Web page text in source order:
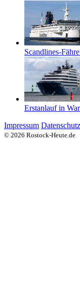
Scandlines-
Erstanlauf in
Impressum Datenschutz
© 2026 Rostock-Heute.de